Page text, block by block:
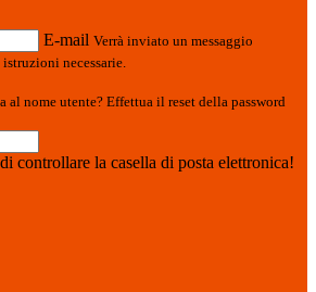
E-mail Verrà inviato un messaggio
necessarie.
al nome utente? Effettua il reset della password
controllare la casella di posta elettronica!